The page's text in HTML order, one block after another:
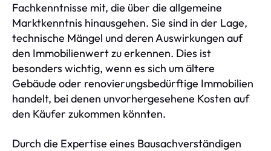
Fachkenntnisse mit, die über die allgemeine
Marktkenntnis hinausgehen. Sie sind in der Lage,
technische Mängel und deren Auswirkungen auf
den Immobilienwert zu erkennen. Dies ist
besonders wichtig, wenn es sich um ältere
Gebäude oder renovierungsbedürftige Immobilien
handelt, bei denen unvorhergesehene Kosten auf
den Käufer zukommen könnten.
Durch die Expertise eines Bausachverständigen